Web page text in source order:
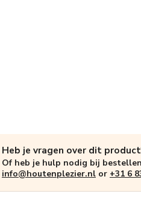
Heb je vragen over dit
Of heb je hulp nodig bij
info@houtenplezier.nl or +31 6